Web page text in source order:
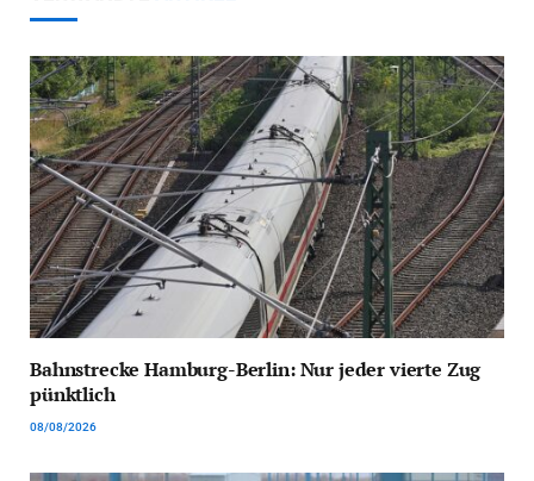
Bahnstrecke Hamburg-Berlin: Nur jeder vierte Zug
pünktlich
08/08/2026